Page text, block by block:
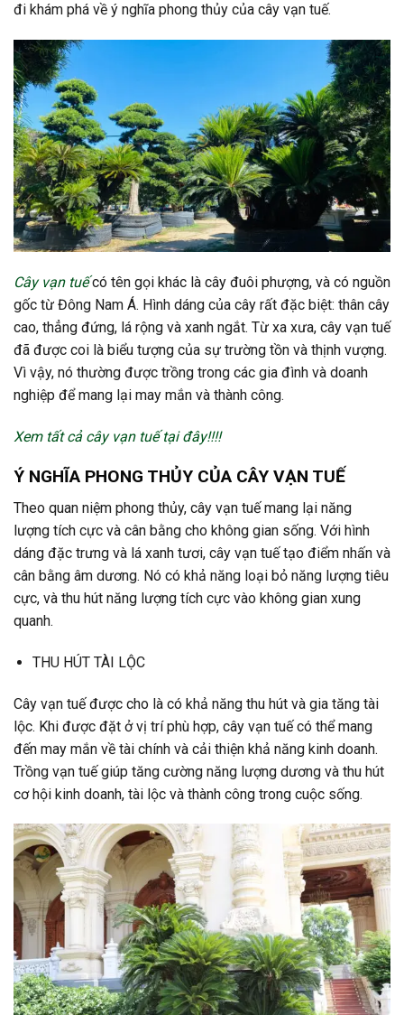
đi khám phá về ý nghĩa phong thủy của cây vạn tuế.
Cây vạn tuếcó tên gọi khác là cây đuôi phượng, và có nguồn
gốc từ Đông Nam Á. Hình dáng của cây rất đặc biệt: thân cây
cao, thẳng đứng, lá rộng và xanh ngắt. Từ xa xưa, cây vạn tuế
đã được coi là biểu tượng của sự trường tồn và thịnh vượng.
Vì vậy, nó thường được trồng trong các gia đình và doanh
nghiệp để mang lại may mắn và thành công.
Xem tất cả cây vạn tuế tại đây!!!!
Ý NGHĨA PHONG THỦY CỦA CÂY VẠN TUẾ
Theo quan niệm phong thủy, cây vạn tuế mang lại năng
lượng tích cực và cân bằng cho không gian sống. Với hình
dáng đặc trưng và lá xanh tươi, cây vạn tuế tạo điểm nhấn và
cân bằng âm dương. Nó có khả năng loại bỏ năng lượng tiêu
cực, và thu hút năng lượng tích cực vào không gian xung
quanh.
THU HÚT TÀI LỘC
Cây vạn tuế được cho là có khả năng thu hút và gia tăng tài
lộc. Khi được đặt ở vị trí phù hợp, cây vạn tuế có thể mang
đến may mắn về tài chính và cải thiện khả năng kinh doanh.
Trồng vạn tuế giúp tăng cường năng lượng dương và thu hút
cơ hội kinh doanh, tài lộc và thành công trong cuộc sống.